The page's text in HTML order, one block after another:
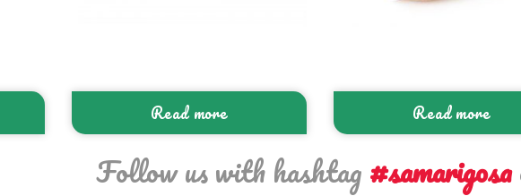
Read more Read more
Follow us with hashtag#samarigosa